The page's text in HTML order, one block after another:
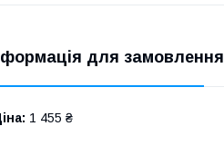
для замовлення
1 455 ₴